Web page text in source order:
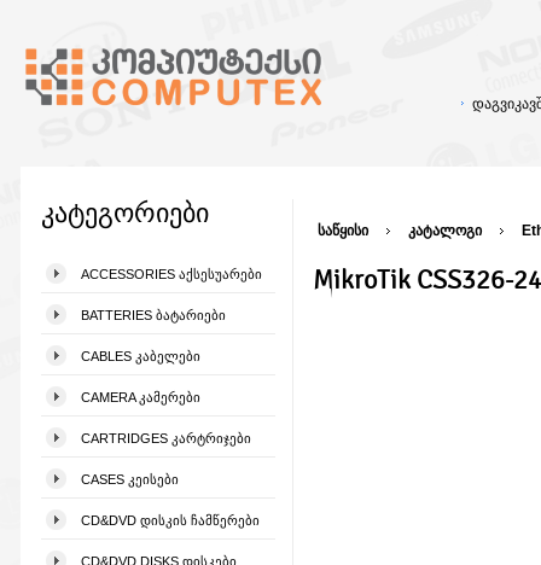
კატეგორიები
ACCESSORIES ᲐᲥᲡᲔᲡᲣᲐᲠᲔᲑᲘ
BATTERIES ᲑᲐᲢᲐᲠᲘᲔᲑᲘ
CABLES ᲙᲐᲑᲔᲚᲔᲑᲘ
CAMERA ᲙᲐᲛᲔᲠᲔᲑᲘ
CARTRIDGES ᲙᲐᲠᲢᲠᲘᲯᲔᲑᲘ
CASES ᲙᲔᲘᲡᲔᲑᲘ
CD&DVD ᲓᲘᲡᲙᲘᲡ ᲩᲐᲛᲬᲔᲠᲔᲑᲘ
CD&DVD DISKS ᲓᲘᲡᲙᲔᲑᲘ
საწყისი კატალოგი
MikroTik CSS326-